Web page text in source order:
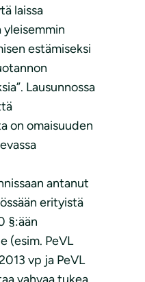
laissa
estämiseksi
Lausunnossa
on omaisuuden
antanut
erityistä
§:ään
(esim. PeVL
vp ja PeVL